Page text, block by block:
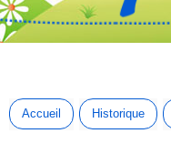
Accueil Historique